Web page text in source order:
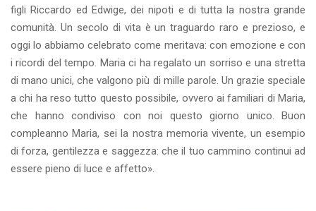
figli Riccardo ed Edwige, dei nipoti e di tutta la nostra grande
comunità. Un secolo di vita è un traguardo raro e prezioso, e
oggi lo abbiamo celebrato come meritava: con emozione e con
i ricordi del tempo. Maria ci ha regalato un sorriso e una stretta
di mano unici, che valgono più di mille parole. Un grazie speciale
a chi ha reso tutto questo possibile, ovvero ai familiari di Maria,
che hanno condiviso con noi questo giorno unico. Buon
compleanno Maria, sei la nostra memoria vivente, un esempio
di forza, gentilezza e saggezza: che il tuo cammino continui ad
essere pieno di luce e affetto».